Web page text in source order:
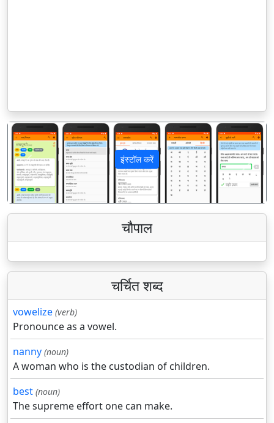
इंस्टॉल करें
पिछला अगला
चौपाल
चर्चित शब्द
vowelize (verb)
Pronounce as a vowel.
nanny (noun)
A woman who is the custodian of children.
best (noun)
The supreme effort one can make.